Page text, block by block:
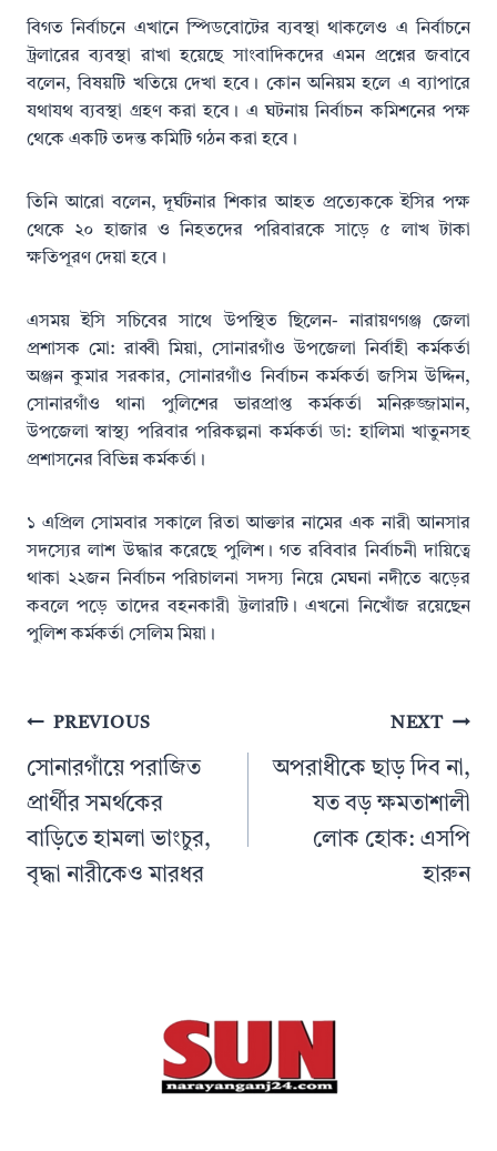
বিগত নির্বাচনে এখানে স্পিডবোটের ব্যবস্থা থাকলেও এ নির্বাচনে
ট্রলারের ব্যবস্থা রাখা হয়েছে সাংবাদিকদের এমন প্রশ্নের জবাবে
বলেন, বিষয়টি খতিয়ে দেখা হবে। কোন অনিয়ম হলে এ ব্যাপারে
যথাযথ ব্যবস্থা গ্রহণ করা হবে। এ ঘটনায় নির্বাচন কমিশনের পক্ষ
থেকে একটি তদন্ত কমিটি গঠন করা হবে।
তিনি আরো বলেন, দূর্ঘটনার শিকার আহত প্রত্যেককে ইসির পক্ষ
থেকে ২০ হাজার ও নিহতদের পরিবারকে সাড়ে ৫ লাখ টাকা
ক্ষতিপূরণ দেয়া হবে।
এসময় ইসি সচিবের সাথে উপস্থিত ছিলেন- নারায়ণগঞ্জ জেলা
প্রশাসক মো: রাব্বী মিয়া, সোনারগাঁও উপজেলা নির্বাহী কর্মকর্তা
অঞ্জন কুমার সরকার, সোনারগাঁও নির্বাচন কর্মকর্তা জসিম উদ্দিন,
সোনারগাঁও থানা পুলিশের ভারপ্রাপ্ত কর্মকর্তা মনিরুজ্জামান,
উপজেলা স্বাস্থ্য পরিবার পরিকল্পনা কর্মকর্তা ডা: হালিমা খাতুনসহ
প্রশাসনের বিভিন্ন কর্মকর্তা।
১ এপ্রিল সোমবার সকালে রিতা আক্তার নামের এক নারী আনসার
সদস্যের লাশ উদ্ধার করেছে পুলিশ। গত রবিবার নির্বাচনী দায়িত্বে
থাকা ২২জন নির্বাচন পরিচালনা সদস্য নিয়ে মেঘনা নদীতে ঝড়ের
কবলে পড়ে তাদের বহনকারী ট্টলারটি। এখনো নিখোঁজ রয়েছেন
পুলিশ কর্মকর্তা সেলিম মিয়া।
PostPREVIOUS
সোনারগাঁয়ে পরাজিত
প্রার্থীর সমর্থকের
বাড়িতে হামলা ভাংচুর,
বৃদ্ধা নারীকেও মারধর
NEXT
অপরাধীকে ছাড় দিব না,
যত বড় ক্ষমতাশালী
লোক হোক: এসপি
হারুন